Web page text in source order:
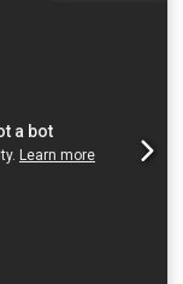
hjælp af stop er
Kan